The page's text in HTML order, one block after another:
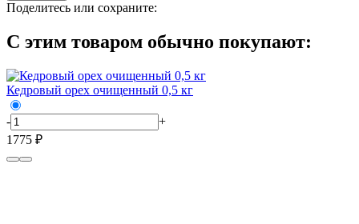
Поделитесь или сохраните:
С этим товаром обычно покупают:
Кедровый орех очищенный 0,5 кг
-
+
1775 ₽